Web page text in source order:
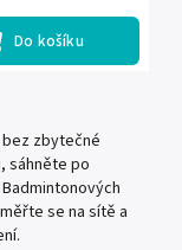
Do košíku
zbytečné
sáhněte po
se na sítě a